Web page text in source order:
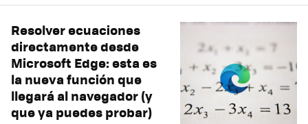
Resolver ecuaciones
directamente desde
Microsoft Edge: esta es
la nueva función que
llegará al navegador (y
que ya puedes probar)